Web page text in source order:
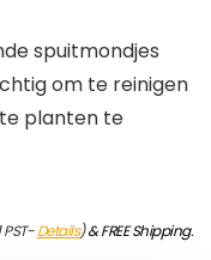
spuitmondjes
om te reinigen
planten te
Details)&FREE Shipping.